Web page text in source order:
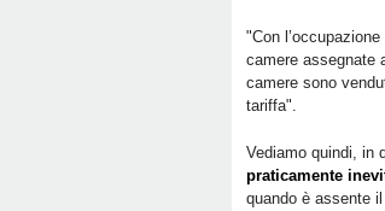
"Con
camere assegnate
camere sono
tariffa".
Vediamo quindi, in
praticamente
quando è assente